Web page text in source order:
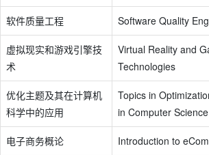
软件质量工程 Software Quality
虚拟现实和游戏引擎技
术
Virtual Reality and
Technologies
优化主题及其在计算机
科学中的应用
Topics in
in Computer Science
电子商务概论 Introduction to